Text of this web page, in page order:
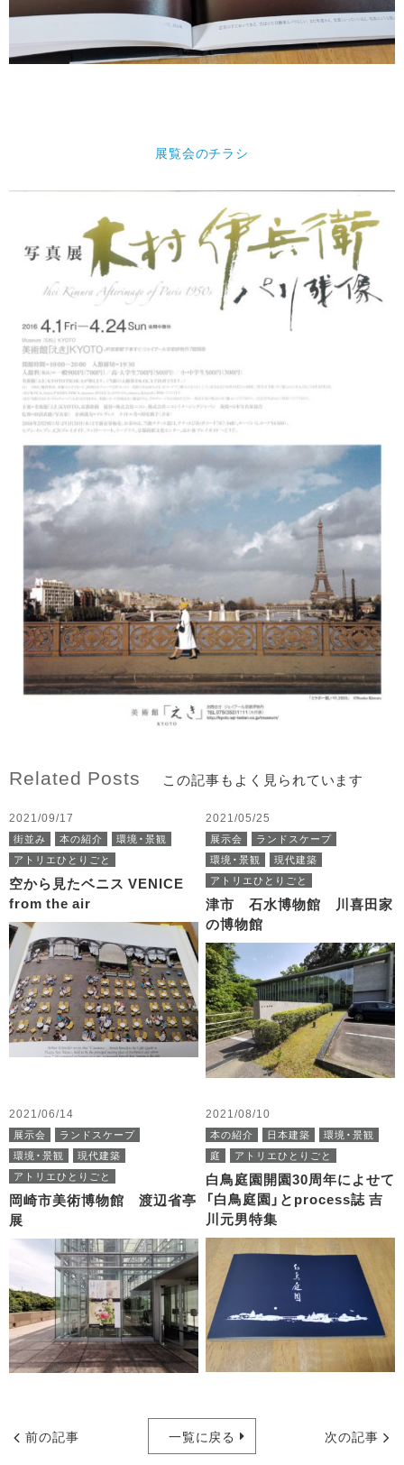
展覧会のチラシ
Related Posts この記事もよく見られています
2021/09/17
街並み 本の紹介
環境・景観
アトリエひとりごと
空から見たベニス VENICE
from the air
2021/05/25
展示会
ランドスケープ
環境・景観
現代建築
アトリエひとりごと
津市 石水博物館 川喜田家
の博物館
2021/06/14
展示会
ランドスケープ
環境・景観
現代建築
アトリエひとりごと
岡崎市美術博物館 渡辺省亭
展
2021/08/10
本の紹介 日本建築
環境・景観
庭
アトリエひとりごと
白鳥庭園開園30周年によせて
「白鳥庭園」とprocess誌 吉
川元男特集
前の記事 一覧に戻る 次の記事